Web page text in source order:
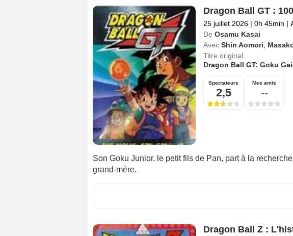
Dragon Ball GT :
25 juillet 2026 | 0h 45min |
De Osamu Kasai
Avec Shin Aomori,
Titre original
Dragon Ball GT: Goku
Spectateurs
2,5
Mes amis
--
Son Goku Junior, le petit fils de Pan, part à la
grand-mère.
Dragon Ball Z :